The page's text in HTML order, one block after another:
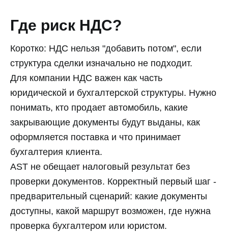
Где риск НДС?
Коротко: НДС нельзя "добавить потом", если
структура сделки изначально не подходит.
Для компании НДС важен как часть
юридической и бухгалтерской структуры. Нужно
понимать, кто продает автомобиль, какие
закрывающие документы будут выданы, как
оформляется поставка и что принимает
бухгалтерия клиента.
AST не обещает налоговый результат без
проверки документов. Корректный первый шаг -
предварительный сценарий: какие документы
доступны, какой маршрут возможен, где нужна
проверка бухгалтером или юристом.